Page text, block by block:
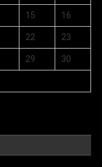
15 16
22 23
29 30